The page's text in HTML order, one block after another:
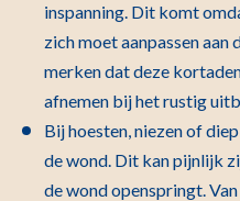
inspanning. Dit komt
zich moet aanpassen aan
merken dat deze
afnemen bij het rustig
Bij hoesten, niezen of
de wond. Dit kan pijnlijk
de wond openspringt.